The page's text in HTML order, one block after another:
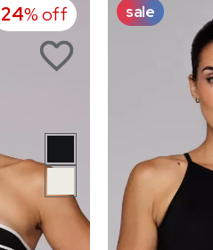
24% off sale